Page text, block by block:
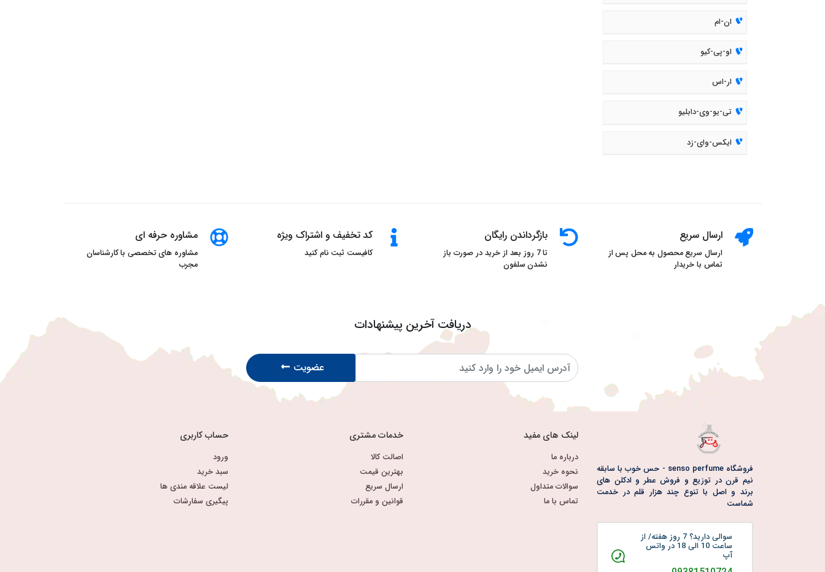
ان-ام
او-پی-کیو
ار-اس
تی-یو-وی-دابلیو
ایکس-وای-زد
ارسال سریع
ارسال سریع محصول به محل پس از
تماس با خریدار
بازگرداندن رایگان
تا 7 روز بعد از خرید در صورت باز
نشدن سلفون
کد تخفیف و اشتراک ویژه
کافیست ثبت نام کنید
مشاوره حرفه ای
مشاوره های تخصصی با کارشناسان
مجرب
دریافت آخرین پیشنهادات
عضویت
فروشگاه senso perfume - حس خوب با سابقه
نیم قرن در توزیع و فروش عطر و ادکلن های
برند و اصل با تنوع چند هزار قلم در خدمت
شماست
سوالی دارید؟ 7 روز هفته/ از
ساعت 10 الی 18 در واتس
آپ
لینک های مفید
درباره ما
نحوه خرید
سوالات متداول
تماس با ما
خدمات مشتری
اصالت کالا
بهترین قیمت
ارسال سریع
قوانین و مقررات
حساب کاربری
ورود
سبد خرید
لیست علاقه مندی ها
پیگیری سفارشات